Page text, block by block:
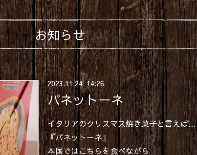
お知らせ
2023.11.24 14:26
パネットーネ
イタリアのクリスマス焼き菓子と言えば…
『パネットーネ』
本国ではこちらを食べながら